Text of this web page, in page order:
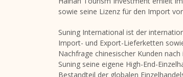
sowie seine Lizenz für den Import
Suning International ist der
Import- und Export-Lieferketten
Nachfrage chinesischer Kunden
Suning seine eigene High-End-
Bestandteil der globalen